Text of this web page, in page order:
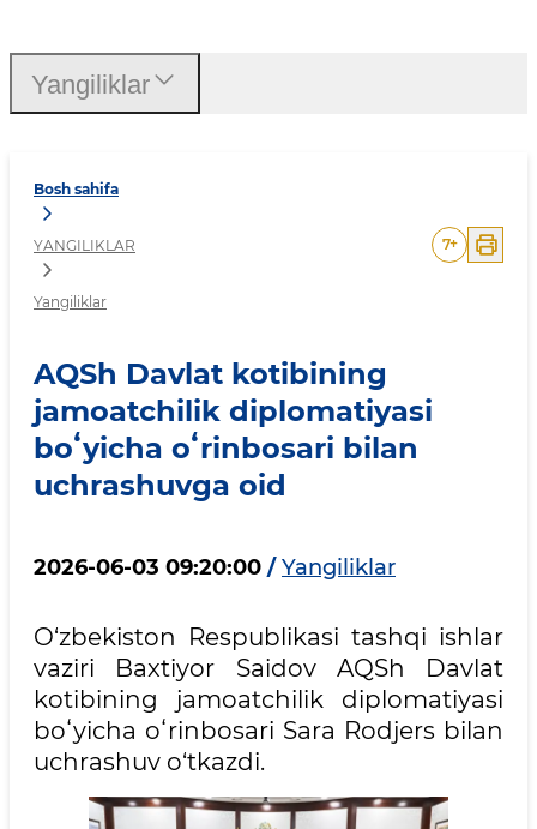
Bosh sahifa
YANGILIKLAR
Yangiliklar
7+
AQSh Davlat kotibining
jamoatchilik diplomatiyasi
boʻyicha oʻrinbosari bilan
uchrashuvga oid
2026-06-03 09:20:00 / Yangiliklar
O‘zbekiston Respublikasi tashqi ishlar
vaziri Baxtiyor Saidov AQSh Davlat
kotibining jamoatchilik diplomatiyasi
boʻyicha oʻrinbosari Sara Rodjers bilan
uchrashuv o‘tkazdi.
Yangiliklar